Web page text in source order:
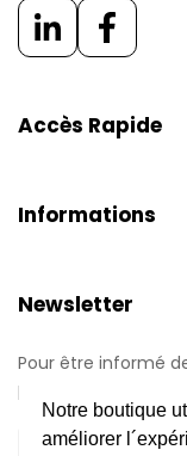
Notre boutique
améliorer
Accès Rapide
Informations
Newsletter
Pour être informé
promotions.